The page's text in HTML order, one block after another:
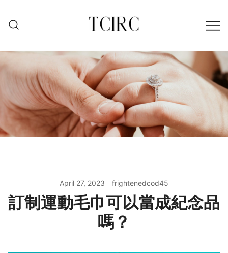
content
April 27, 2023 frightenedcod45
訂制運動毛巾可以當成紀念品
嗎？